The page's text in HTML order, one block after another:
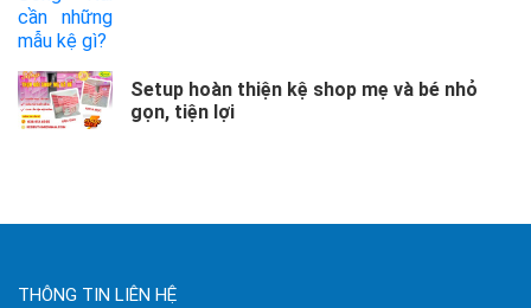
Setup hoàn thiện kệ shop mẹ và bé nhỏ
gọn, tiện lợi
THÔNG TIN LIÊN HỆ